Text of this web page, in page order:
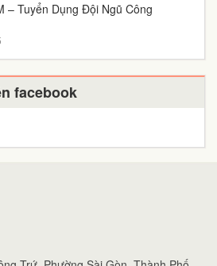
– Tuyển Dụng Đội Ngũ Công
facebook